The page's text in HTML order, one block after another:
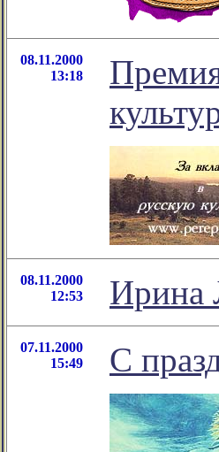
08.11.2000
13:18
08.11.2000
12:53
Ирина
07.11.2000
15:49
С